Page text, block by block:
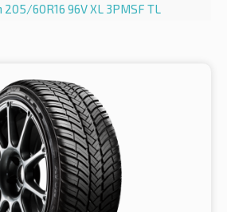
205/60R16 96V XL 3PMSF TL